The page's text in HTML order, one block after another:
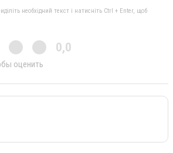
необхідний текст і натисніть Ctrl + Enter, щоб
0,0
оценить